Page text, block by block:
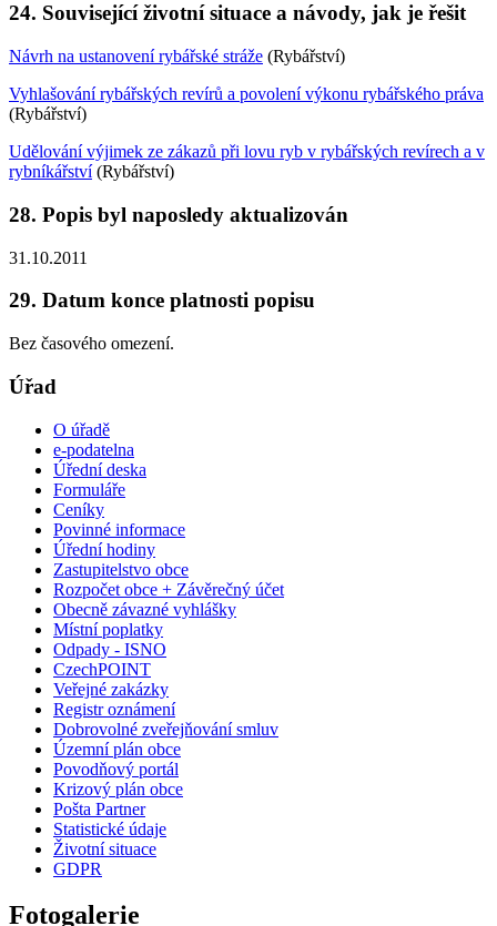
24. Související životní situace a návody, jak je řešit
Návrh na ustanovení rybářské stráže (Rybářství)
Vyhlašování rybářských revírů a povolení výkonu rybářského práva
(Rybářství)
Udělování výjimek ze zákazů při lovu ryb v rybářských revírech a v
rybníkářství(Rybářství)
28. Popis byl naposledy aktualizován
31.10.2011
29. Datum konce platnosti popisu
Bez časového omezení.
Úřad
O úřadě
e-podatelna
Úřední deska
Formuláře
Ceníky
Povinné informace
Úřední hodiny
Zastupitelstvo obce
Rozpočet obce + Závěrečný účet
Obecně závazné vyhlášky
Místní poplatky
Odpady - ISNO
CzechPOINT
Veřejné zakázky
Registr oznámení
Dobrovolné zveřejňování smluv
Územní plán obce
Povodňový portál
Krizový plán obce
Pošta Partner
Statistické údaje
Životní situace
GDPR
Fotogalerie